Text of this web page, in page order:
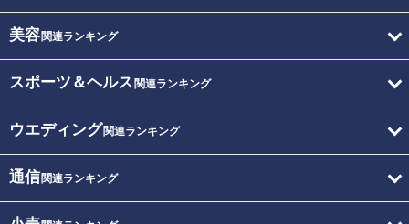
美容関連ランキング
スポーツ＆ヘルス 関連ランキング
ウエディング関連ランキング
通信関連ランキング